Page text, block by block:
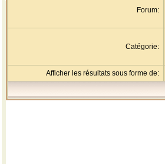
Forum:
Catégorie:
Afficher les résultats sous forme de: